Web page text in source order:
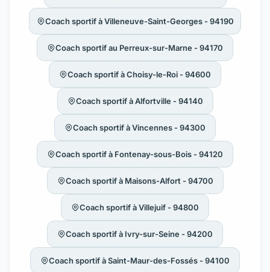
Coach sportif à Villeneuve-Saint-Georges - 94190
Coach sportif au Perreux-sur-Marne - 94170
Coach sportif à Choisy-le-Roi - 94600
Coach sportif à Alfortville - 94140
Coach sportif à Vincennes - 94300
Coach sportif à Fontenay-sous-Bois - 94120
Coach sportif à Maisons-Alfort - 94700
Coach sportif à Villejuif - 94800
Coach sportif à Ivry-sur-Seine - 94200
Coach sportif à Saint-Maur-des-Fossés - 94100